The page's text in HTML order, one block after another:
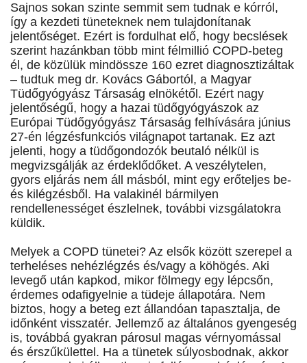
Sajnos sokan szinte semmit sem tudnak e kórról,
így a kezdeti tüneteknek nem tulajdonítanak
jelentőséget. Ezért is fordulhat elő, hogy becslések
szerint hazánkban több mint félmillió COPD-beteg
él, de közülük mindössze 160 ezret diagnosztizáltak
– tudtuk meg dr. Kovács Gábortól, a Magyar
Tüdőgyógyász Társaság elnökétől. Ezért nagy
jelentőségű, hogy a hazai tüdőgyógyászok az
Európai Tüdőgyógyász Társaság felhívására június
27-én légzésfunkciós világnapot tartanak. Ez azt
jelenti, hogy a tüdőgondozók beutaló nélkül is
megvizsgálják az érdeklődőket. A veszélytelen,
gyors eljárás nem áll másból, mint egy erőteljes be-
és kilégzésből. Ha valakinél bármilyen
rendellenességet észlelnek, további vizsgálatokra
küldik.
Melyek a COPD tünetei? Az elsők között szerepel a
terheléses nehézlégzés és/vagy a köhögés. Aki
levegő után kapkod, mikor fölmegy egy lépcsőn,
érdemes odafigyelnie a tüdeje állapotára. Nem
biztos, hogy a beteg ezt állandóan tapasztalja, de
időnként visszatér. Jellemző az általános gyengeség
is, továbbá gyakran párosul magas vérnyomással
és érszűkülettel. Ha a tünetek súlyosbodnak, akkor